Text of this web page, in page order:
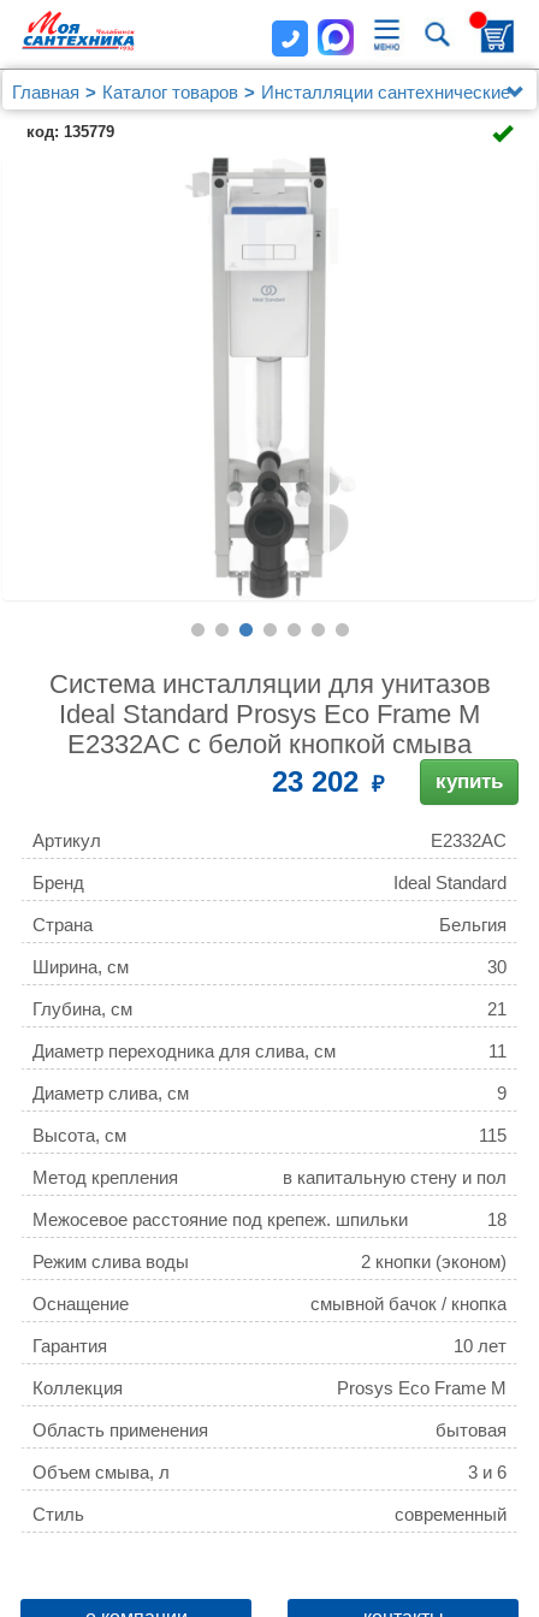
Главная Каталог товаров
Инсталляции сантехнические
Для унитаза
Система инсталляции для унитазов Ideal Standard
Prosys Eco Frame M E2332AC с белой кнопкой смыва
код: 135779
Система инсталляции для унитазов
Ideal Standard Prosys Eco Frame M
E2332AC с белой кнопкой смыва
23 202 купить
Артикул E2332AC
Бренд Ideal Standard
Страна Бельгия
Ширина, см 30
Глубина, см 21
Диаметр переходника для слива, см 11
Диаметр слива, см 9
Высота, см 115
Метод крепления в капитальную стену и пол
Межосевое расстояние под крепеж. шпильки 18
Режим слива воды 2 кнопки (эконом)
Оснащение
смывной бачок / кнопка
смыва / крепления
Гарантия
10 лет
Коллекция Prosys Eco Frame M
Область применения бытовая
Объем смыва, л 3 и 6
Стиль современный
Вариант кнопки
Oleas White (Белый)